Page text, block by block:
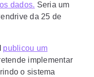
dados. Seria um
da 25 de
publicou um
implementar
o sistema